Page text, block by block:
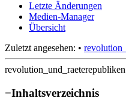
Letzte Änderungen
Medien-Manager
Übersicht
Zuletzt angesehen: •
revolution_und_raeterepubliken
−Inhaltsverzeichnis